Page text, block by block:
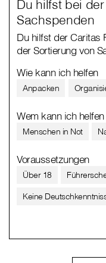
Du hilfst bei
Sachspenden
Du hilfst der Caritas
der Sortierung von
Wie kann ich helfen
Anpacken
Wem kann ich helfen
Menschen in Not
Voraussetzungen
Über 18
Keine